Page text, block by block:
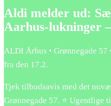
Aldi melder ud:
Aarhus-lukninger
ALDI Århus • Grønnegade
fra den 17.2.
Tjek tilbudsavis med det
Grønnegade 57. ⭐